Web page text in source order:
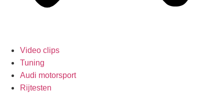
Video clips
Tuning
Audi motorsport
Rijtesten